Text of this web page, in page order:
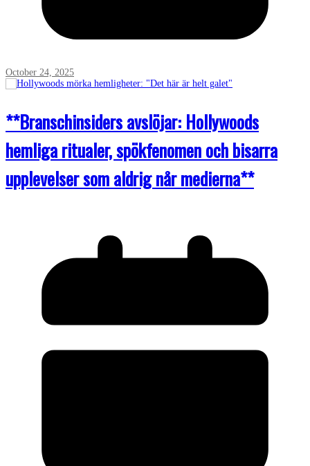
October 24, 2025
**Branschinsiders avslöjar: Hollywoods
hemliga ritualer, spökfenomen och bisarra
upplevelser som aldrig når medierna**